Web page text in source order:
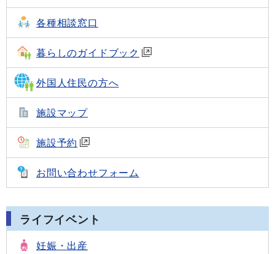
各種相談窓口
暮らしのガイドブック
外国人住民の方へ
施設マップ
施設予約
お問い合わせフォーム
ライフイベント
妊娠・出産